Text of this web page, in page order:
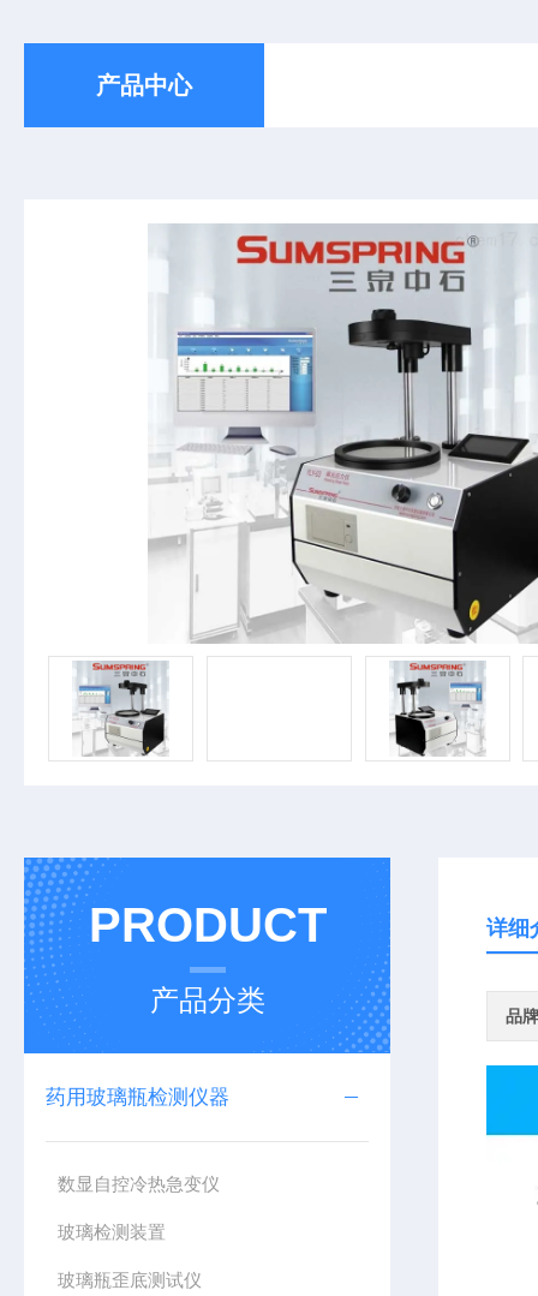
产品中心
PRODUCT
产品分类
药用玻璃瓶检测仪器
数显自控冷热急变仪
玻璃检测装置
玻璃瓶歪底测试仪
详细
品牌